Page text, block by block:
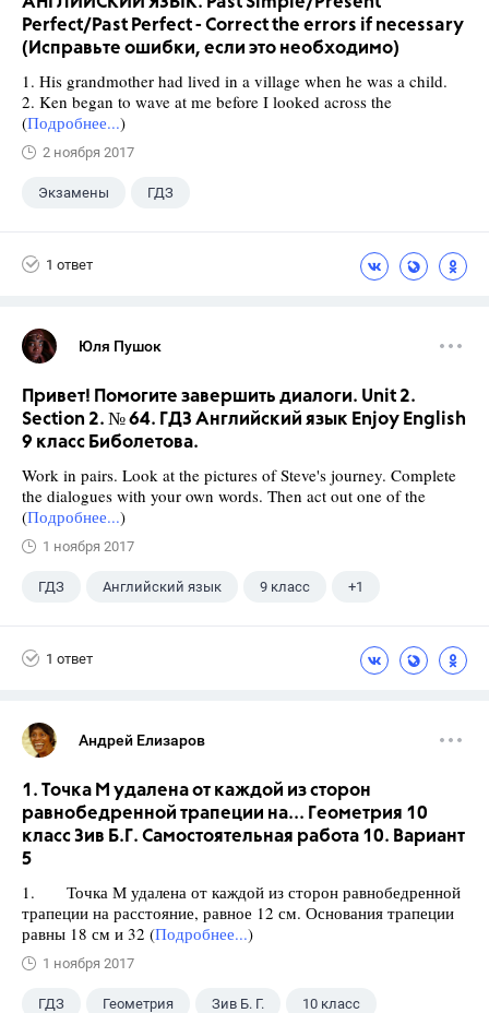
Perfect/Past Perfect - Correct the errors if necessary
(Исправьте ошибки, если это необходимо)
1. His grandmother had lived in a village when he was a child.
2. Ken began to wave at me before I looked across the
(Подробнее...)
2 ноября 2017
Экзамены ГДЗ
1 ответ
Юля Пушок
Привет! Помогите завершить диалоги. Unit 2.
Section 2. № 64. ГДЗ Английский язык Enjoy English
9 класс Биболетова.
Work in pairs. Look at the pictures of Steve's journey. Complete
the dialogues with your own words. Then act out one of the
(Подробнее...)
1 ноября 2017
ГДЗ Английский язык 9 класс +1
1 ответ
Андрей Елизаров
1. Точка М удалена от каждой из сторон
равнобедренной трапеции на... Геометрия 10
класс Зив Б.Г. Самостоятельная работа 10. Вариант
5
1. Точка М удалена от каждой из сторон равнобедренной
трапеции на расстояние, равное 12 см. Основания трапеции
равны 18 см и 32 (Подробнее...)
1 ноября 2017
ГДЗ Геометрия Зив Б. Г. 10 класс